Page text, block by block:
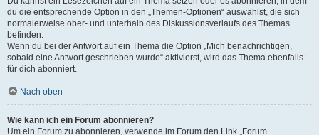
du die entsprechende Option in den „Themen-Optionen“ auswählst, die sich
normalerweise ober- und unterhalb des Diskussionsverlaufs des Themas
befinden.
Wenn du bei der Antwort auf ein Thema die Option „Mich benachrichtigen,
sobald eine Antwort geschrieben wurde“ aktivierst, wird das Thema ebenfalls
für dich abonniert.
Nach oben
Wie kann ich ein Forum abonnieren?
Um ein Forum zu abonnieren, verwende im Forum den Link „Forum